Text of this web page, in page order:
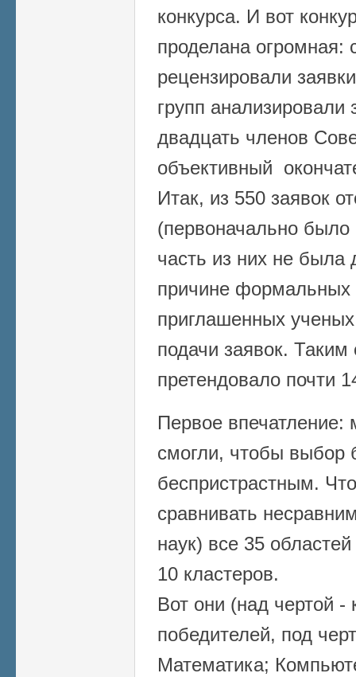
конкурса. И вот
проделана огромная:
рецензировали
групп анализировали
двадцать членов
объективный
Итак, из 550 заявок
(первоначально
часть из них не была
причине
приглашенных
подачи заявок.
претендовало почти
Первое впечатление:
смогли, чтобы выбор
беспристрастным.
сравнивать
наук) все 35
10 кластеров.
Вот они (над чертой -
победителей, под
Математика;